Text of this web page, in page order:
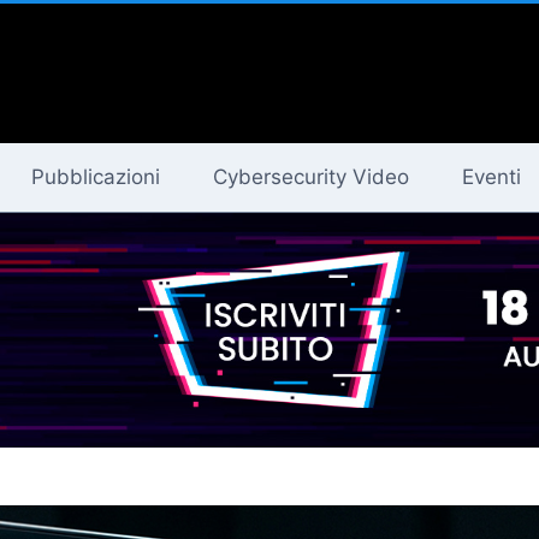
Pubblicazioni Cybersecurity Video Eventi